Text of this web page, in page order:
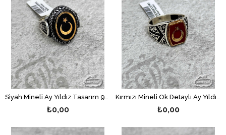
₺0,00 ₺0,00